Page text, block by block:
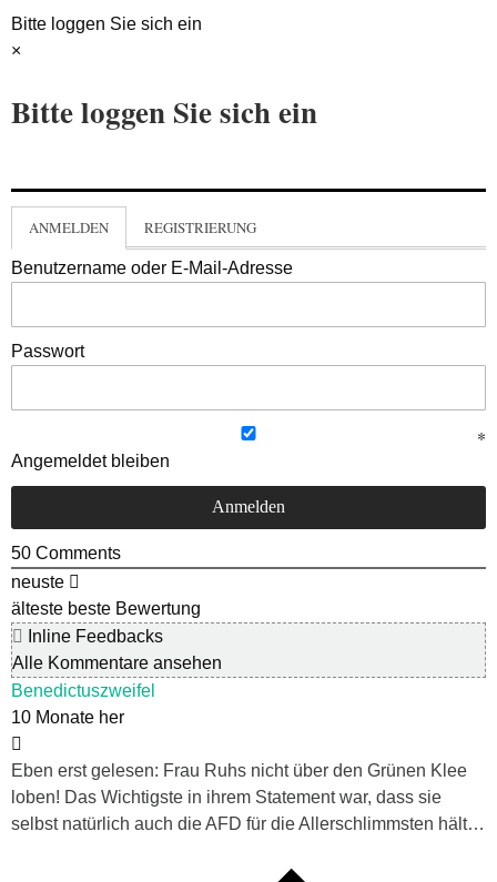
Bitte loggen Sie sich ein
×
Bitte loggen Sie sich ein
ANMELDEN REGISTRIERUNG
Benutzername oder E-Mail-Adresse
Passwort
Angemeldet bleiben
50 Comments
neuste
älteste beste Bewertung
Inline Feedbacks
Alle Kommentare ansehen
Benedictuszweifel
10 Monate her
Eben erst gelesen: Frau Ruhs nicht über den Grünen Klee
loben! Das Wichtigste in ihrem Statement war, dass sie
selbst natürlich auch die AFD für die Allerschlimmsten hält…